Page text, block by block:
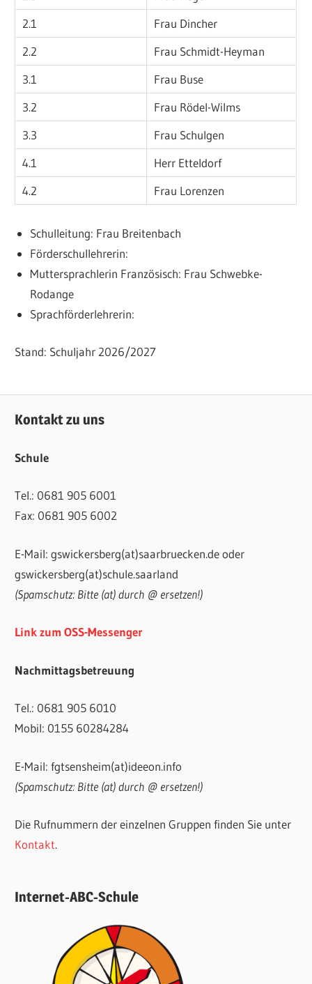
2.1
Frau Dincher
2.2
Frau Schmidt-Heyman
3.1
Frau Buse
3.2
Frau Rödel-Wilms
3.3
Frau Schulgen
4.1
Herr Etteldorf
4.2
Frau Lorenzen
Schulleitung: Frau Breitenbach
Förderschullehrerin:
Muttersprachlerin Französisch: Frau Schwebke-
Rodange
Sprachförderlehrerin:
Stand: Schuljahr 2026/2027
Kontakt zu uns
Schule
Tel.: 0681 905 6001
Fax: 0681 905 6002
E-Mail: gswickersberg(at)saarbruecken.de oder
gswickersberg(at)schule.saarland
(Spamschutz: Bitte (at) durch @ ersetzen!)
Link zum OSS-Messenger
Nachmittagsbetreuung
Tel.: 0681 905 6010
Mobil: 0155 60284284
E-Mail: fgtsensheim(at)ideeon.info
(Spamschutz: Bitte (at) durch @ ersetzen!)
Die Rufnummern der einzelnen Gruppen finden Sie unter
Kontakt.
Internet-ABC-Schule